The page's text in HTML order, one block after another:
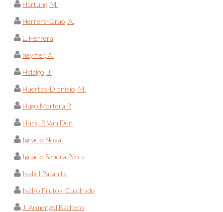
Hartung, M.
Herrera-Grao, A.
L. Herrera
heymer, A.
Hidalgo, J.
Huertas-Dionisio, M.
Hugo Mortera P.
Hurk, P. Van Den
Ignacio Noval
Ignacio Sendra Pérez
Isabel Patanita
Isidro Frutos-Cuadrado
J. Armengol Bachero